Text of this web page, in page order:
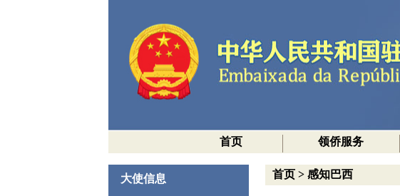
首页 领侨服务
大使信息 首页 > 感知巴西